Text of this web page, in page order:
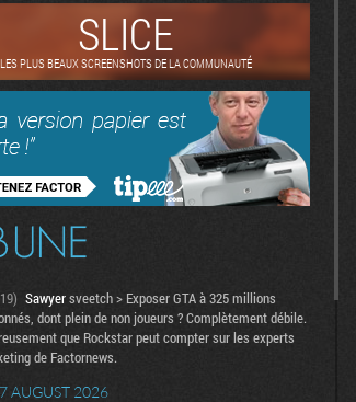
SLICE
LES PLUS BEAUX SCREENSHOTS DE LA COMMUNAUTÉ
Sawyersveetch > Exposer GTA à 325 millions
dont plein de non joueurs ? Complètement débile.
que Rockstar peut compter sur les experts
de Factornews.
AUGUST 2026